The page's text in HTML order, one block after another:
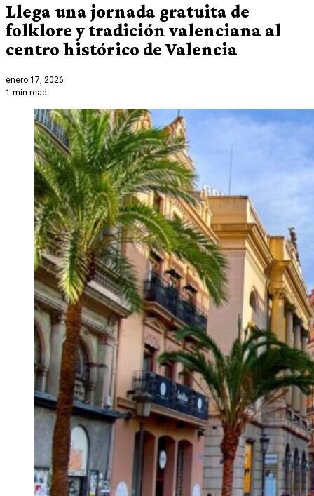
Llega una jornada gratuita de
folklore y tradición valenciana al
centro histórico de Valencia
enero 17, 2026
1 min read